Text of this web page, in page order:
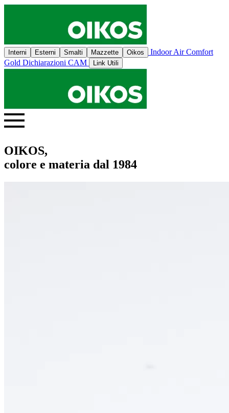
Interni Esterni Smalti Mazzette Oikos
Indoor Air Comfort
Gold Dichiarazioni CAM Link Utili
OIKOS,
colore e materia dal 1984